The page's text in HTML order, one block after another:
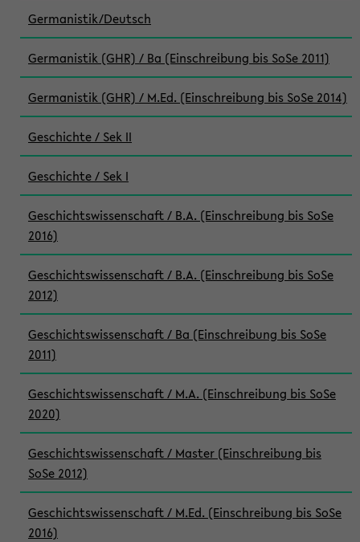
Germanistik/Deutsch
Germanistik (GHR) / Ba (Einschreibung bis SoSe 2011)
Germanistik (GHR) / M.Ed. (Einschreibung bis SoSe 2014)
Geschichte / Sek II
Geschichte / Sek I
Geschichtswissenschaft / B.A. (Einschreibung bis SoSe
2016)
Geschichtswissenschaft / B.A. (Einschreibung bis SoSe
2012)
Geschichtswissenschaft / Ba (Einschreibung bis SoSe
2011)
Geschichtswissenschaft / M.A. (Einschreibung bis SoSe
2020)
Geschichtswissenschaft / Master (Einschreibung bis
SoSe 2012)
Geschichtswissenschaft / M.Ed. (Einschreibung bis SoSe
2016)